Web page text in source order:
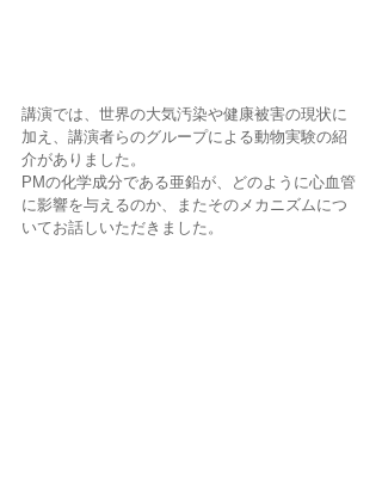
講演では、世界の大気汚染や健康被害の現状に
加え、講演者らのグループによる動物実験の紹
介がありました。
PMの化学成分である亜鉛が、どのように心血管
に影響を与えるのか、またそのメカニズムにつ
いてお話しいただきました。